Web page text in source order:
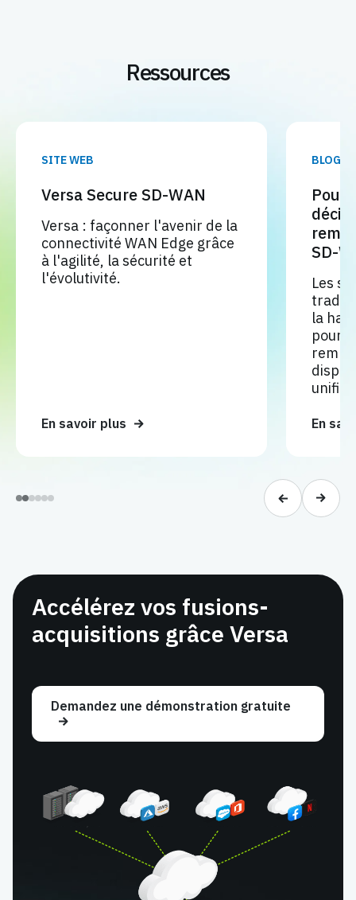
Ressources
SITE WEB
Versa Secure SD-WAN
Versa : façonner l'avenir de la
connectivité WAN Edge grâce
à l'agilité, la sécurité et
l'évolutivité.
En savoir plus
BLOG
SD-
Les
la
En
Accélérez vos fusions-
acquisitions grâce Versa
Demandez une démonstration gratuite